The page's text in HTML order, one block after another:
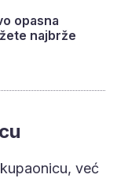
opasna
najbrže
već